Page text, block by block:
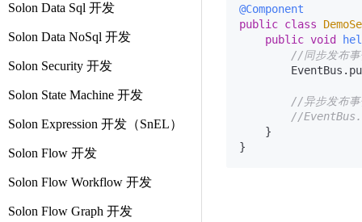
Solon Data Sql 开发
Solon Data NoSql 开发
Solon Security 开发
Solon State Machine 开发
Solon Expression 开发（SnEL）
Solon Flow 开发
Solon Flow Workflow 开发
Solon Flow Graph 开发
@Component
public class
public void
//同步发布事
//异步发布事
//
    }